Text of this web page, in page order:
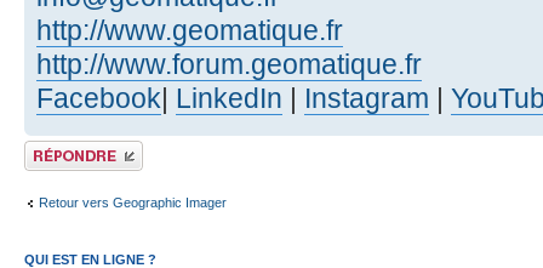
http://www.geomatique.fr
http://www.forum.geomatique.fr
Facebook| LinkedIn | Instagram |
Publier une réponse
Retour vers Geographic Imager
QUI EST EN LIGNE ?